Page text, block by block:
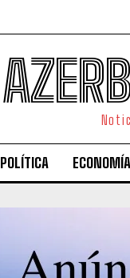
POLÍTICA ECONOMÍA